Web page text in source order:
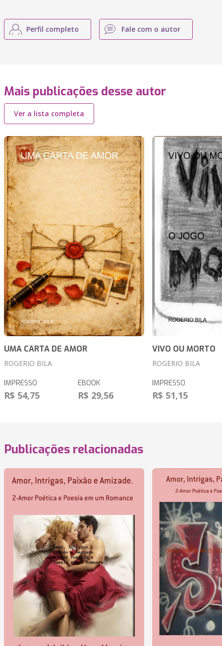
Perfil completo Fale com o autor
Mais publicações desse autor
Ver a lista completa
UMA CARTA DE AMOR
ROGERIO BILA
IMPRESSO
R$ 54,75
EBOOK
R$ 29,56
VIVO OU MORTO
ROGERIO BILA
IMPRESSO
R$ 51,15
Publicações relacionadas